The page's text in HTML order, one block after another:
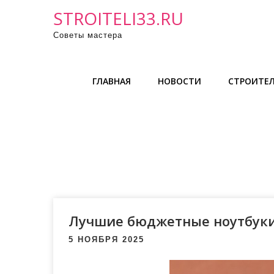
STROITELI33.RU
Советы мастера
ГЛАВНАЯ НОВОСТИ
Лучшие бюджетные
5 НОЯБРЯ 2025